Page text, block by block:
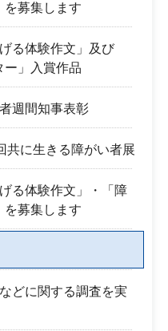
を募集します
る体験作文」及び
ー」入賞作品
週間知事表彰
に生きる障がい者展
る体験作文」・「障
を募集します
どに関する調査を実